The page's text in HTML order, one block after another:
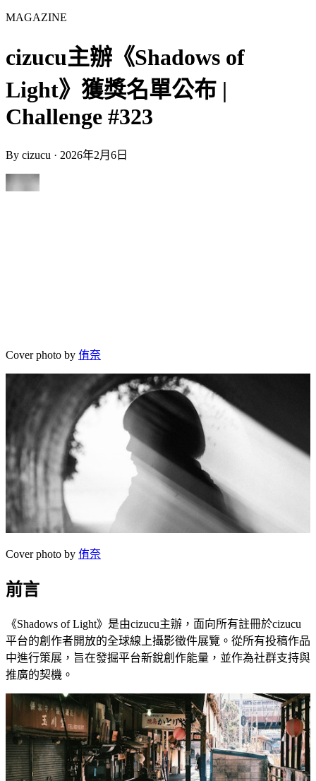
MAGAZINE
cizucu主辦《Shadows of
Light》獲獎名單公布 |
Challenge #323
By cizucu · 2026年2月6日
Cover photo by 侑奈
Cover photo by 侑奈
前言
《Shadows of Light》是由cizucu主辦，面向所有註冊於cizucu
平台的創作者開放的全球線上攝影徵件展覽。從所有投稿作品
中進行策展，旨在發掘平台新銳創作能量，並作為社群支持與
推廣的契機。